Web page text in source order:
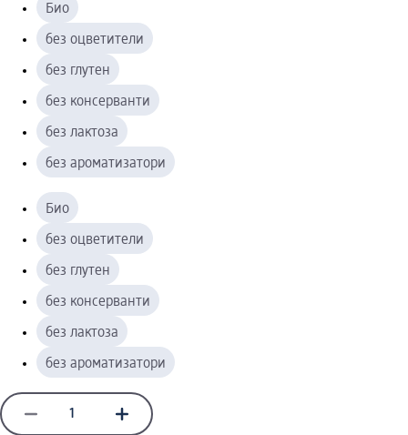
Био
без оцветители
без глутен
без консерванти
без лактоза
без ароматизатори
Био
без оцветители
без глутен
без консерванти
без лактоза
без ароматизатори